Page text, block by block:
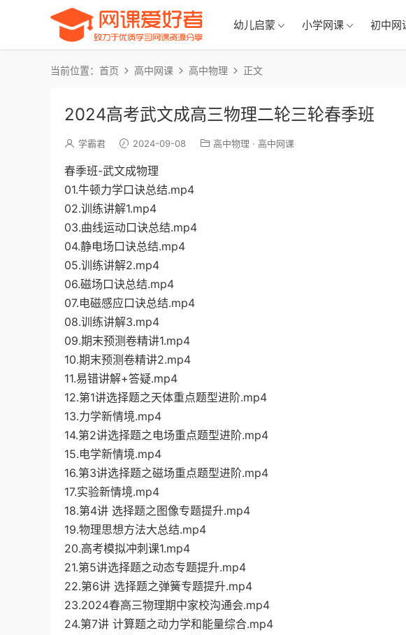
幼儿启蒙 小学网课 初中网
当前位置： 首页 高中网课 高中物理 正文
2024高考武文成高三物理二轮三轮春季班
学霸君 2024-09-08 高中物理 · 高中网课
春季班-武文成物理
01.牛顿力学口诀总结.mp4
02.训练讲解1.mp4
03.曲线运动口诀总结.mp4
04.静电场口诀总结.mp4
05.训练讲解2.mp4
06.磁场口诀总结.mp4
07.电磁感应口诀总结.mp4
08.训练讲解3.mp4
09.期末预测卷精讲1.mp4
10.期末预测卷精讲2.mp4
11.易错讲解+答疑.mp4
12.第1讲选择题之天体重点题型进阶.mp4
13.力学新情境.mp4
14.第2讲选择题之电场重点题型进阶.mp4
15.电学新情境.mp4
16.第3讲选择题之磁场重点题型进阶.mp4
17.实验新情境.mp4
18.第4讲 选择题之图像专题提升.mp4
19.物理思想方法大总结.mp4
20.高考模拟冲刺课1.mp4
21.第5讲选择题之动态专题提升.mp4
22.第6讲 选择题之弹簧专题提升.mp4
23.2024春高三物理期中家校沟通会.mp4
24.第7讲 计算题之动力学和能量综合.mp4